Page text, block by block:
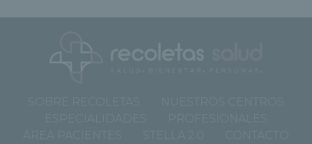
SOBRE RECOLETAS
NUESTROS CENTROS
ESPECIALIDADES
PROFESIONALES
ÁREA PACIENTES
STELLA 2.0 CONTACTO